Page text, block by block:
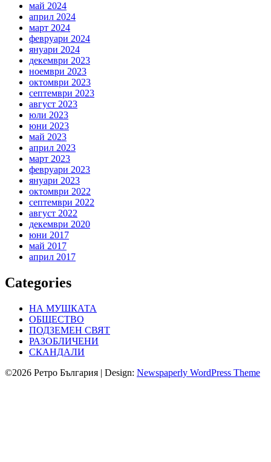
май 2024
април 2024
март 2024
февруари 2024
януари 2024
декември 2023
ноември 2023
октомври 2023
септември 2023
август 2023
юли 2023
юни 2023
май 2023
април 2023
март 2023
февруари 2023
януари 2023
октомври 2022
септември 2022
август 2022
декември 2020
юни 2017
май 2017
април 2017
Categories
НА МУШКАТА
ОБЩЕСТВО
ПОДЗЕМЕН СВЯТ
РАЗОБЛИЧЕНИ
СКАНДАЛИ
©2026 Ретро България | Design: Newspaperly WordPress Theme